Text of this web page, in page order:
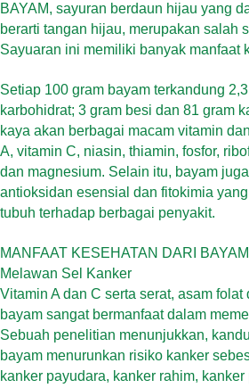
BAYAM, sayuran berdaun hijau yang
berarti tangan hijau, merupakan salah
Sayuaran ini memiliki banyak manfaat
Setiap 100 gram bayam terkandung
karbohidrat; 3 gram besi dan 81 gram
kaya akan berbagai macam vitamin
A, vitamin C, niasin, thiamin, fosfor,
dan magnesium. Selain itu, bayam
antioksidan esensial dan fitokimia
tubuh terhadap berbagai penyakit.
MANFAAT KESEHATAN DARI BAYAM
Melawan Sel Kanker
Vitamin A dan C serta serat, asam
bayam sangat bermanfaat dalam
Sebuah penelitian menunjukkan,
bayam menurunkan risiko kanker
kanker payudara, kanker rahim,